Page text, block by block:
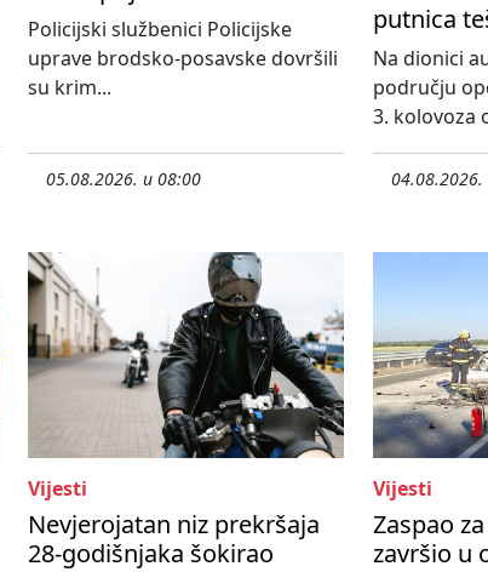
Policijski službenici Policijske
uprave brodsko-posavske dovršili
su krim...
05.08.2026. u 08:00
putnica
Na dionici
području
3. kolovoza
Vijesti
Nevjerojatan niz prekršaja
28-godišnjaka šokirao
Vijesti
Zaspao
završio u